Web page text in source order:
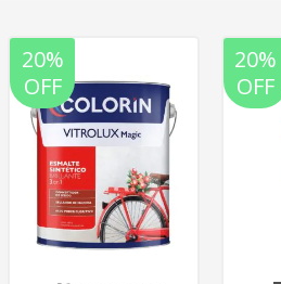
20%
OFF
20%
OFF